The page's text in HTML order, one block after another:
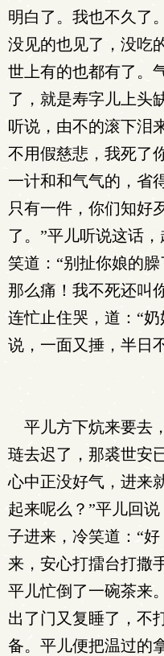
明白了。我也不久了
没见的也见了，没吃
世上有的也都有了。
了，就是寿字儿上头
听说，由不的滚下泪
不用假慈悲，我死了
一计和和气气的，省
只有一件，你们知好
了。”平儿听说这话
笑道：“别扯你娘的
那么痛！我不死还叫
连忙止住哭，道：“
说，一面又捶，半日
平儿方下炕来要去
琏去迟了，那裘世安
心中正没好气，进来
起来呢么？”平儿回
子进来，冷笑道：“
来，安心打擂台打撒
平儿忙倒了一碗茶来
出了门又复睡了，不
备。平儿便把温过的